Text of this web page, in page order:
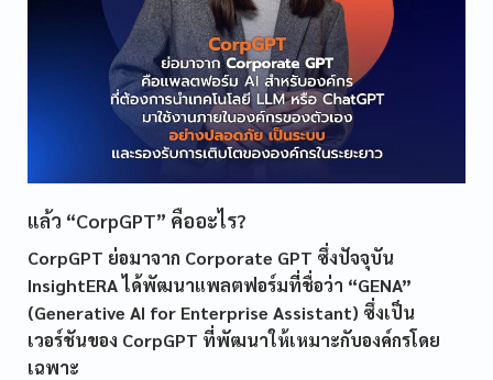
แล้ว “CorpGPT” คืออะไร?
CorpGPT ย่อมาจาก Corporate GPT ซึ่งปัจจุบัน
InsightERA ได้พัฒนาแพลตฟอร์มที่ชื่อว่า “GENA”
(Generative AI for Enterprise Assistant) ซึ่งเป็น
เวอร์ชันของ CorpGPT ที่พัฒนาให้เหมาะกับองค์กรโดย
เฉพาะ